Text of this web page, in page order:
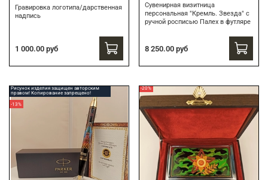
Гравировка логотипа/дарственная
надпись
1 000.00 руб
Сувенирная визитница
персональная "Кремль. Звезда" с
ручной росписью Палех в футляре
8 250.00 руб
Рисунок изделия защищен авторским
правом! Копирование запрещено!
-13%
-20%